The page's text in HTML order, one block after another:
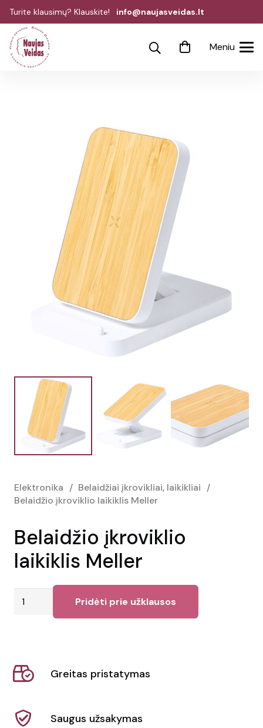
Turite klausimų? Klauskite! info@naujasveidas.lt
Meniu
Elektronika / Belaidžiai įkrovikliai, laikikliai /
Belaidžio įkroviklio laikiklis Meller
Belaidžio įkroviklio
laikiklis Meller
produkto
laikiklis
Meller
Pridėti prie užklausos
Greitas pristatymas
Saugus užsakymas